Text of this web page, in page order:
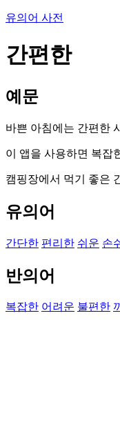
유의어 사전
간편한
예문
바쁜 아침에는 간편한
이 앱을 사용하면 복잡
캠핑장에서 먹기 좋은
유의어
간단한 편리한 쉬운 손
반의어
복잡한 어려운 불편한